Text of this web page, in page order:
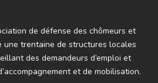
de défense des chômeurs et
une trentaine de structures locales
des demandeurs d’emploi et
et de mobilisation.